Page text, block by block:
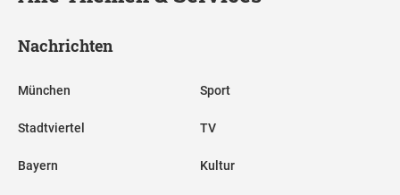
Nachrichten
München
Stadtviertel
Bayern
Sport
TV
Kultur